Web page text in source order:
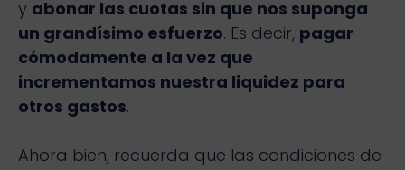
y abonar las cuotas sin que nos suponga
un grandísimo esfuerzo. Es decir, pagar
cómodamente a la vez que
incrementamos nuestra liquidez para
otros gastos.
Ahora bien, recuerda que las condiciones de